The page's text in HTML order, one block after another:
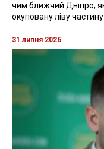
чим ближчий Дніпро,
окуповану ліву частину
31 липня 2026